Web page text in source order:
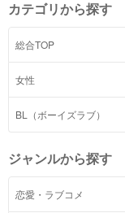
カテゴリから探す
総合TOP
女性
BL（ボーイズラブ）
ジャンルから探す
恋愛・ラブコメ